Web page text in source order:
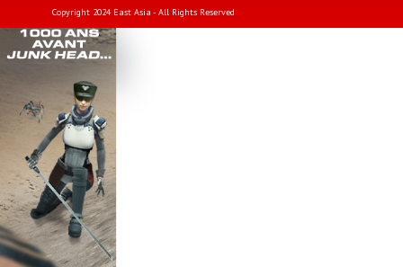
Copyright 2024 East Asia - All Rights Reserved